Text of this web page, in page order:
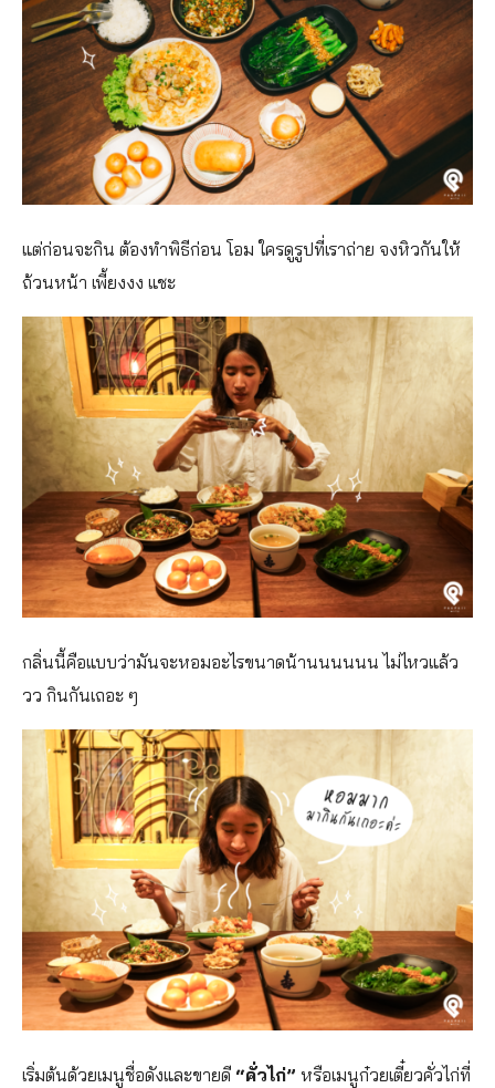
แต่ก่อนจะกิน ต้องทำพิธีก่อน โอม ใครดูรูปที่เราถ่าย จงหิวกันให้
ถ้วนหน้า เพี้ยงงง แชะ
กลิ่นนี้คือแบบว่ามันจะหอมอะไรขนาดน้านนนนนน ไม่ไหวแล้ว
วว กินกันเถอะ ๆ
เริ่มต้นด้วยเมนูชื่อดังและขายดี “คั่วไก่” หรือเมนูก๋วยเตี๋ยวคั่วไก่ที่